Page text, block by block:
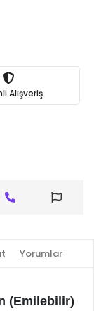
Alışveriş
Yorumlar
(Emilebilir)